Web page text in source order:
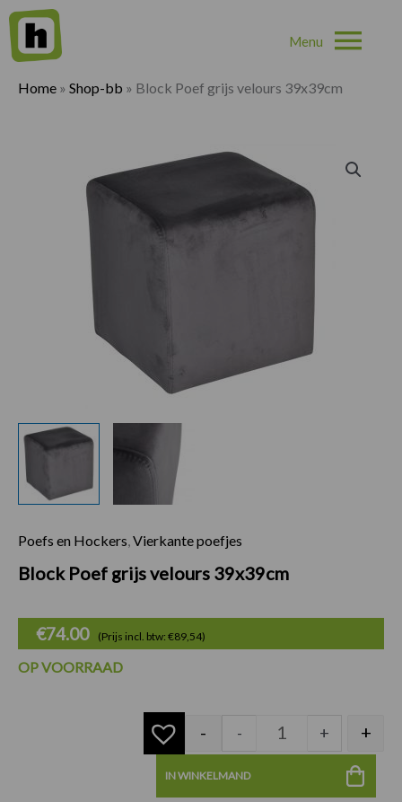
Home » Shop-bb » Block Poef grijs velours 39x39cm
Poefs en Hockers Vierkante poefjes
Block Poef grijs velours 39x39cm
€74.00 (Prijs incl. btw: €89,54)
OP VOORRAAD
- - + +
IN WINKELMAND